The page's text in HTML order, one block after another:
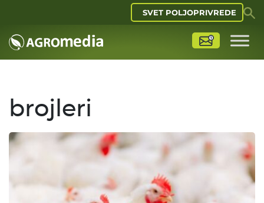
SVET POLJOPRIVREDE
brojleri